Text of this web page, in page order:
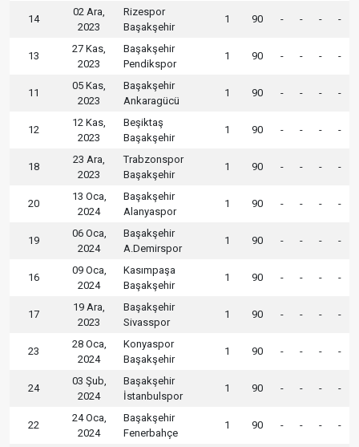
14
02 Ara,
2023
Rizespor
Başakşehir
1 90 - - - -
13
27 Kas,
2023
Başakşehir
Pendikspor
1 90 - - - -
11
05 Kas,
2023
Başakşehir
Ankaragücü
1 90 - - - -
12
12 Kas,
2023
Beşiktaş
Başakşehir
1 90 - - - -
18
23 Ara,
2023
Trabzonspor
Başakşehir
1 90 - - - -
20
13 Oca,
2024
Başakşehir
Alanyaspor
1 90 - - - -
19
06 Oca,
2024
Başakşehir
A.Demirspor
1 90 - - - -
16
09 Oca,
2024
Kasımpaşa
Başakşehir
1 90 - - - -
17
19 Ara,
2023
Başakşehir
Sivasspor
1 90 - - - -
23
28 Oca,
2024
Konyaspor
Başakşehir
1 90 - - - -
24
03 Şub,
2024
Başakşehir
İstanbulspor
1 90 - - - -
22
24 Oca,
2024
Başakşehir
Fenerbahçe
1 90 - - - -